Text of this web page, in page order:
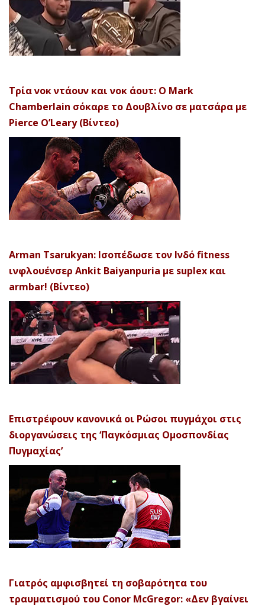
Τρία νοκ ντάουν και νοκ άουτ: Ο Mark
Chamberlain σόκαρε το Δουβλίνο σε ματσάρα με
Pierce O’Leary (Βίντεο)
Arman Tsarukyan: Ισοπέδωσε τον Ινδό fitness
ινφλουένσερ Ankit Baiyanpuria με suplex και
armbar! (Βίντεο)
Επιστρέφουν κανονικά οι Ρώσοι πυγμάχοι στις
διοργανώσεις της ‘Παγκόσμιας Ομοσπονδίας
Πυγμαχίας’
Γιατρός αμφισβητεί τη σοβαρότητα του
τραυματισμού του Conor McGregor: «Δεν βγαίνει